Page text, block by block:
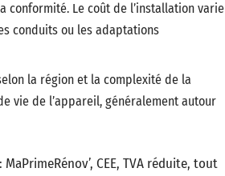
conformité. Le coût de l’installation varie
conduits ou les adaptations
la région et la complexité de la
vie de l’appareil, généralement autour
CEE, TVA réduite, tout